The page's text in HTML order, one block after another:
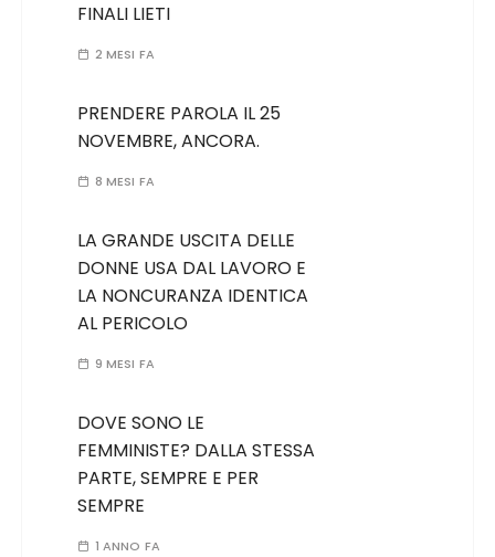
FINALI LIETI
2 MESI FA
PRENDERE PAROLA IL 25
NOVEMBRE, ANCORA.
8 MESI FA
LA GRANDE USCITA DELLE
DONNE USA DAL LAVORO E
LA NONCURANZA IDENTICA
AL PERICOLO
9 MESI FA
DOVE SONO LE
FEMMINISTE? DALLA STESSA
PARTE, SEMPRE E PER
SEMPRE
1 ANNO FA